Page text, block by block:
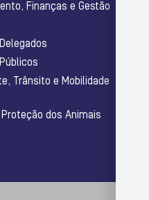
Finanças e Gestão
Trânsito e Mobilidade
dos Animais